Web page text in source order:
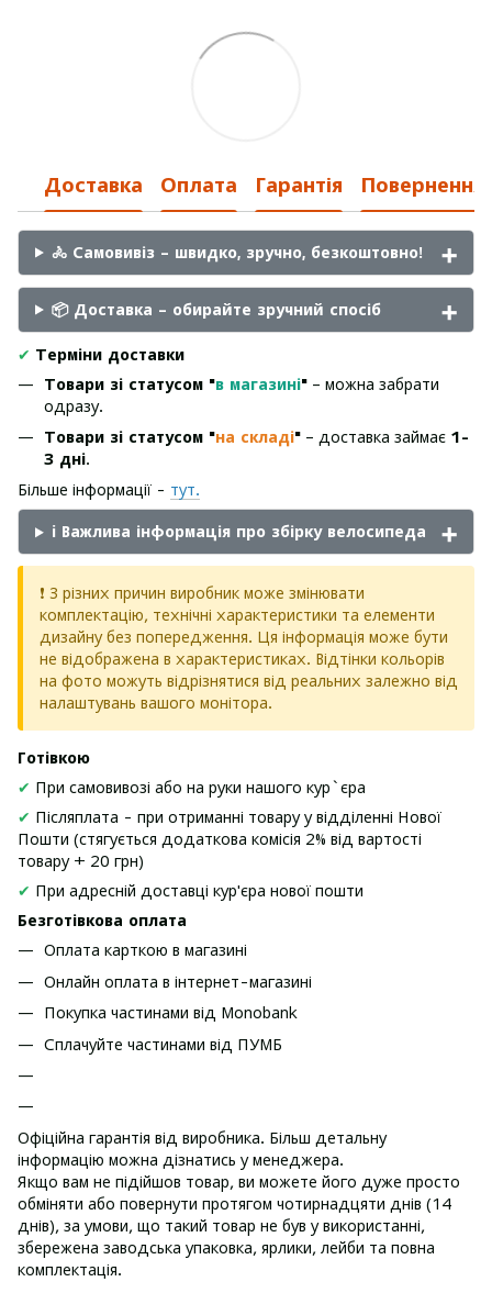
Доставка Оплата Гарантія Повернення
🚴 Самовивіз – швидко, зручно, безкоштовно!
📦 Доставка – обирайте зручний спосіб
✔ Терміни доставки
Товари зі статусом "в магазині" – можна забрати
одразу.
Товари зі статусом "на складі" – доставка займає 1-
3 дні.
Більше інформації - тут.
ℹ️ Важлива інформація про збірку велосипеда
❗ З різних причин виробник може змінювати
комплектацію, технічні характеристики та елементи
дизайну без попередження. Ця інформація може бути
не відображена в характеристиках. Відтінки кольорів
на фото можуть відрізнятися від реальних залежно від
налаштувань вашого монітора.
Готівкою
✔ При самовивозі або на руки нашого кур`єра
✔ Післяплата - при отриманні товару у відділенні Нової
Пошти (стягується додаткова комісія 2% від вартості
товару + 20 грн)
✔ При адресній доставці кур'єра нової пошти
Безготівкова оплата
Оплата карткою в магазині
Онлайн оплата в інтернет-магазині
Покупка частинами від Monobank
Сплачуйте частинами від ПУМБ
Офіційна гарантія від виробника. Більш детальну
інформацію можна дізнатись у менеджера.
Якщо вам не підійшов товар, ви можете його дуже просто
обміняти або повернути протягом чотирнадцяти днів (14
днів), за умови, що такий товар не був у використанні,
збережена заводська упаковка, ярлики, лейби та повна
комплектація.